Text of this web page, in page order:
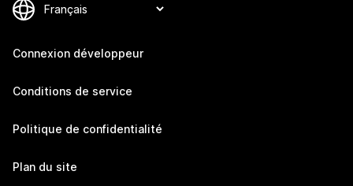
Connexion développeur
Conditions de service
Politique de confidentialité
Plan du site